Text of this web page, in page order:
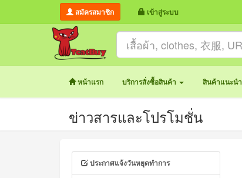
สมัครสมาชิก เข้าสู่ระบบ
หน้าแรก บริการสั่งซื้อสินค้า สินค้าแนะนำ
ข่าวสารและโปรโมชั่น
ประกาศแจ้งวันหยุดทำการ